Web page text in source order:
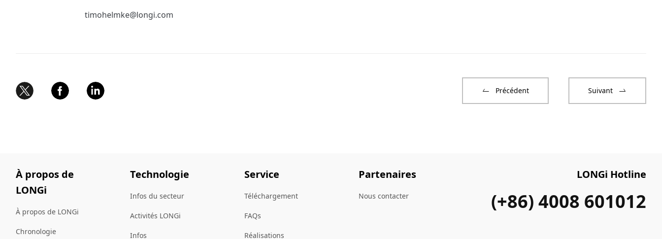
timohelmke@longi.com
Précédent Suivant
À propos de
LONGi
À propos de LONGi
Chronologie
Technologie
Infos du secteur
Activités LONGi
Infos
Service
Téléchargement
FAQs
Réalisations
Partenaires
Nous contacter
LONGi Hotline
(+86) 4008 601012